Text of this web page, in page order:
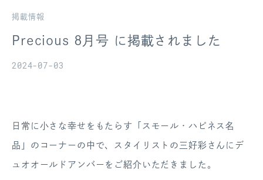
ショッピング
ポイント
お気に入り
掲載情報
Precious 8月号 に掲載されました
2024-07-03
日常に小さな幸せをもたらす「スモール・ハピネス名
品」のコーナーの中で、スタイリストの三好彩さんにデ
ュオオールドアンバーをご紹介いただきました。